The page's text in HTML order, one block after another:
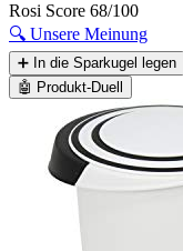
Rosi Score 68/100
🔍 Unsere Meinung
➕ In die Sparkugel legen
🤖 Produkt-Duell